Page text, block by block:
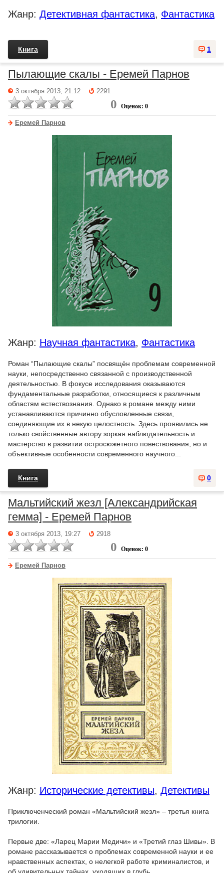
Жанр: Детективная фантастика, Фантастика
1
Книга
Пылающие скалы - Еремей Парнов
3 октября 2013, 21:12 2291
0 Оценок: 0
Еремей Парнов
Жанр: Научная фантастика, Фантастика
Роман “Пылающие скалы” посвящён проблемам современной
науки, непосредственно связанной с производственной
деятельностью. В фокусе исследования оказываются
фундаментальные разработки, относящиеся к различным
областям естествознания. Однако в романе между ними
устанавливаются причинно обусловленные связи,
соединяющие их в некую целостность. Здесь проявились не
только свойственные автору зоркая наблюдательность и
мастерство в развитии остросюжетного повествования, но и
объективные особенности современного научного...
0
Книга
Мальтийский жезл [Александрийская
гемма] - Еремей Парнов
3 октября 2013, 19:27 2918
0 Оценок: 0
Еремей Парнов
Жанр: Исторические детективы, Детективы
Приключенческий роман «Мальтийский жезл» – третья книга
трилогии.
Первые две: «Ларец Марии Медичи» и «Третий глаз Шивы». В
романе рассказывается о проблемах современной науки и ее
нравственных аспектах, о нелегкой работе криминалистов, и
об удивительных тайнах, уходящих в глубь...